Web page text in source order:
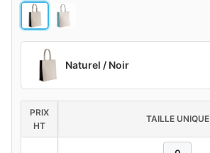
Naturel / Noir
PRIX
HT
TAILLE UNIQUE